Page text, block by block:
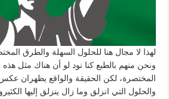
لهذا لا مجال هنا للحلول السهلة والطرق
ونحن منهم بالطبع كنا نود لو أن هناك مثل
المختصرة، لكن الحقيقة والواقع يظهران
والحلول التي انزلق وما زال ينزلق إليها